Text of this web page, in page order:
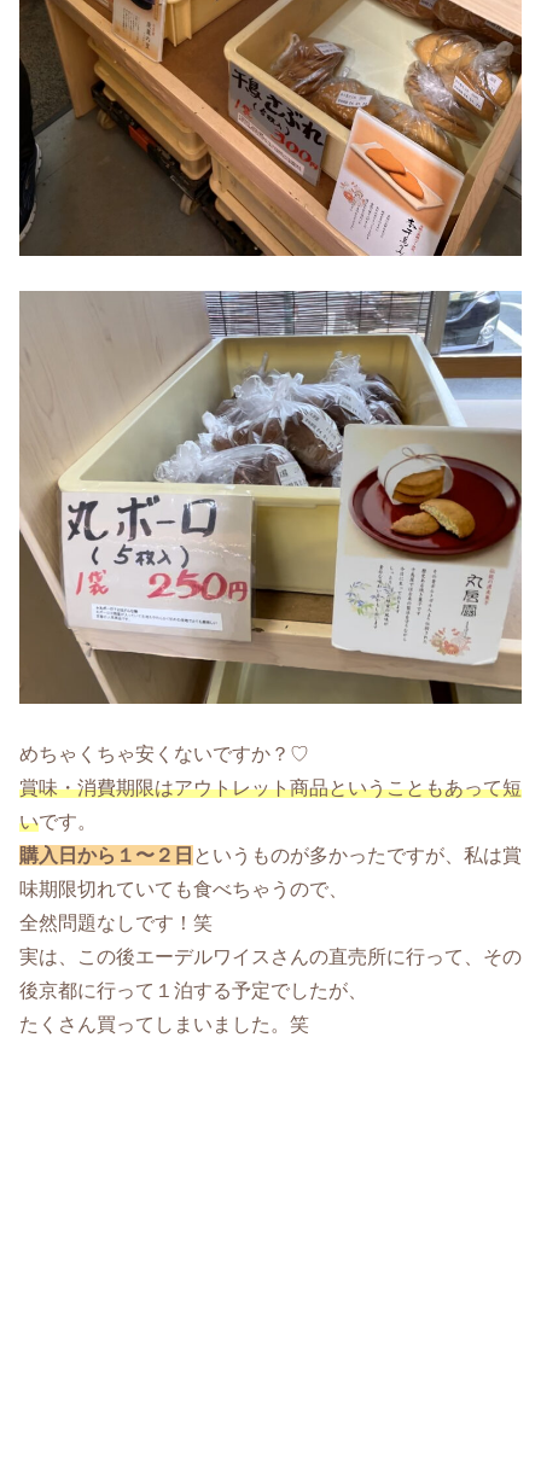
めちゃくちゃ安くないですか？♡
賞味・消費期限はアウトレット商品ということもあって短
いです。
購入日から１〜２日 というものが多かったですが、私は賞
味期限切れていても食べちゃうので、
全然問題なしです！笑
実は、この後エーデルワイスさんの直売所に行って、その
後京都に行って１泊する予定でしたが、
たくさん買ってしまいました。笑